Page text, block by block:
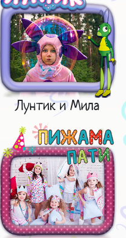
Лунтик и Мила